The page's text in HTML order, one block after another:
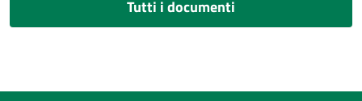
Tutti i documenti